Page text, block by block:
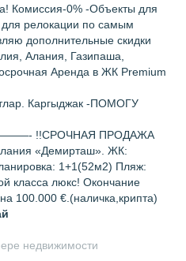
Комиссия-0% -Объекты для
для релокации по самым
дополнительные скидки
Алания, Газипаша,
Аренда в ЖК Premium
Каргыджак -ПОМОГУ
!!СРОЧНАЯ ПРОДАЖА
«Демирташ». ЖК:
1+1(52м2) Пляж:
класса люкс! Окончание
100.000 €.(наличка,крипта)
недвижимости